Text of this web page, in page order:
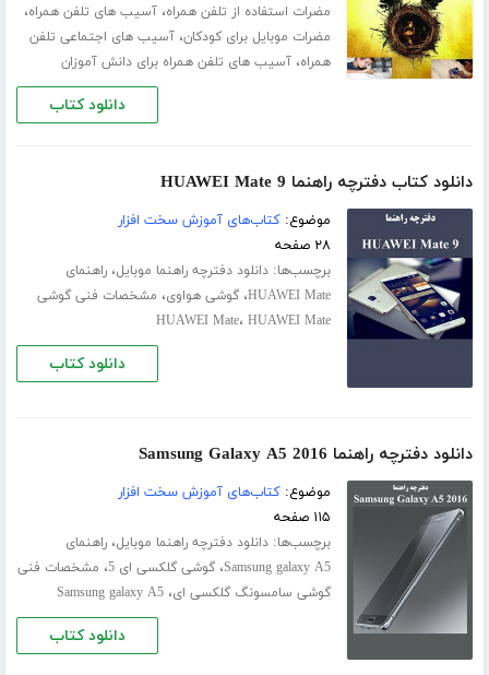
مضرات استفاده از تلفن همراه،آسیب های تلفن همراه،
مضرات موبایل برای کودکان،آسیب های اجتماعی تلفن
همراه،آسیب های تلفن همراه برای دانش آموزان
دانلود کتاب
دانلود کتاب دفترچه راهنما HUAWEI Mate 9
موضوع:کتاب‌های آموزش سخت افزار
۲۸ صفحه
برچسب‌ها:دانلود دفترچه راهنما موبایل،راهنمای
HUAWEI Mate،گوشی هواوی، مشخصات فنی گوشی
HUAWEI Mate، HUAWEI Mate
دانلود کتاب
دانلود دفترچه راهنما Samsung Galaxy A5 2016
موضوع:کتاب‌های آموزش سخت افزار
۱۱۵ صفحه
برچسب‌ها:دانلود دفترچه راهنما موبایل،راهنمای
Samsung galaxy A5،گوشی گلکسی ای 5 ، مشخصات فنی
گوشی سامسونگ گلکسی ای،Samsung galaxy A5
دانلود کتاب